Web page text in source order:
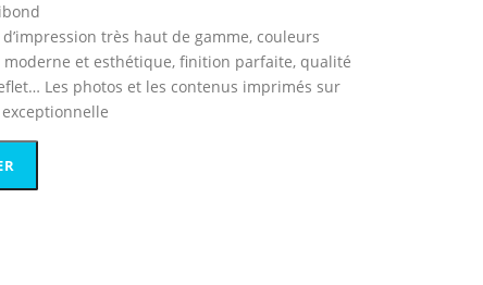
très haut de gamme, couleurs
et esthétique, finition parfaite, qualité
Les photos et les contenus imprimés sur